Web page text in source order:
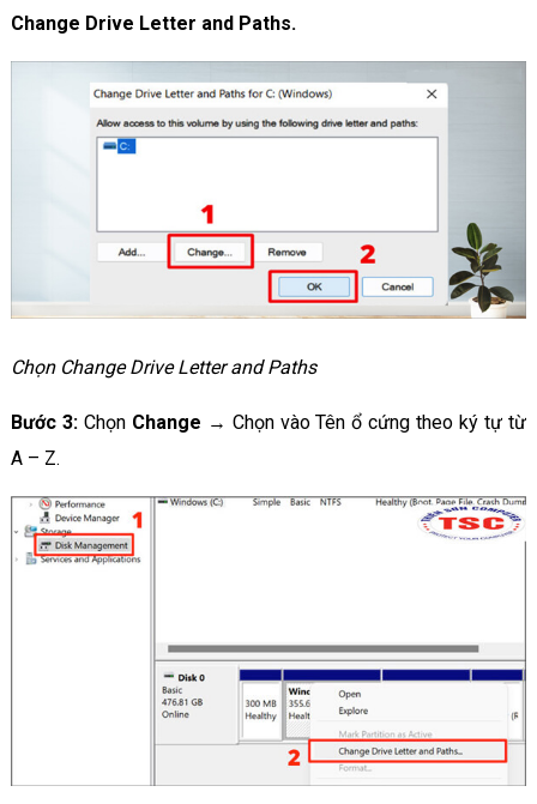
Change Drive Letter and Paths.
Chọn Change Drive Letter and Paths
Bước 3: Chọn Change → Chọn vào Tên ổ cứng theo ký tự từ
A – Z.